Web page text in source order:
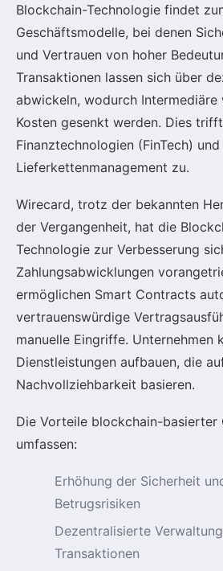
Blockchain-Technologie findet
Geschäftsmodelle, bei denen
und Vertrauen von hoher
Transaktionen lassen sich über
abwickeln, wodurch Intermediäre
Kosten gesenkt werden. Dies
Finanztechnologien (FinTech) und
Lieferkettenmanagement zu.
Wirecard, trotz der bekannten
der Vergangenheit, hat die
Technologie zur Verbesserung
Zahlungsabwicklungen
ermöglichen Smart Contracts
vertrauenswürdige
manuelle Eingriffe. Unternehmen
Dienstleistungen aufbauen, die
Nachvollziehbarkeit basieren.
Die Vorteile blockchain-basierter
umfassen:
Erhöhung der Sicherheit
Betrugsrisiken
Dezentralisierte
Transaktionen